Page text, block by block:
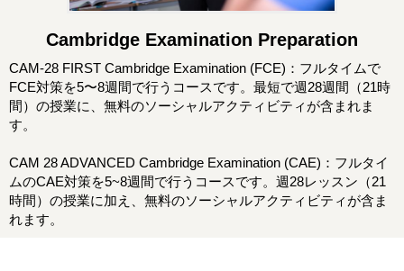
Cambridge Examination Preparation
CAM-28 FIRST Cambridge Examination (FCE)：フルタイムで
FCE対策を5〜8週間で行うコースです。最短で週28週間（21時
間）の授業に、無料のソーシャルアクティビティが含まれま
す。
CAM 28 ADVANCED Cambridge Examination (CAE)：フルタイ
ムのCAE対策を5~8週間で行うコースです。週28レッスン（21
時間）の授業に加え、無料のソーシャルアクティビティが含ま
れます。